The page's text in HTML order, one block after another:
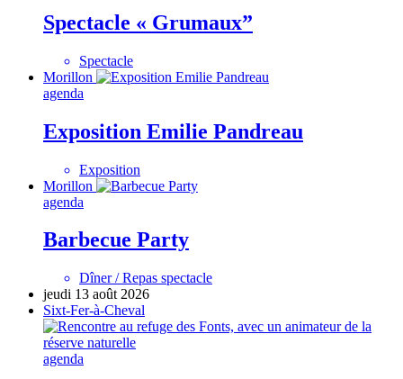
Spectacle « Grumaux”
Spectacle
Morillon
agenda
Exposition Emilie Pandreau
Exposition
Morillon
agenda
Barbecue Party
Dîner / Repas spectacle
jeudi 13 août 2026
Sixt-Fer-à-Cheval
agenda